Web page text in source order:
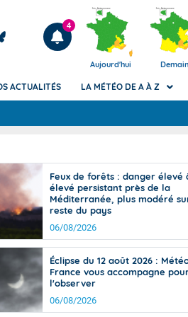
Articles
4
Aujourd'hui Demain
de
Phénomènes dangereux de
Avertissement pluies
des communes (Apic)
Bulletins Marine
d'avalanche
Météo des forêts
Vigicrues
ACTUALITÉS LA MÉTÉO DE A À Z
Feux de forêts : danger élevé
élevé persistant près de la
Méditerranée, plus modéré
reste du pays
06/08/2026
Éclipse du 12 août 2026 :
France vous accompagne
l'observer
06/08/2026